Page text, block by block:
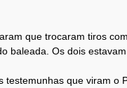
que trocaram tiros
baleada. Os dois
testemunhas que viram o